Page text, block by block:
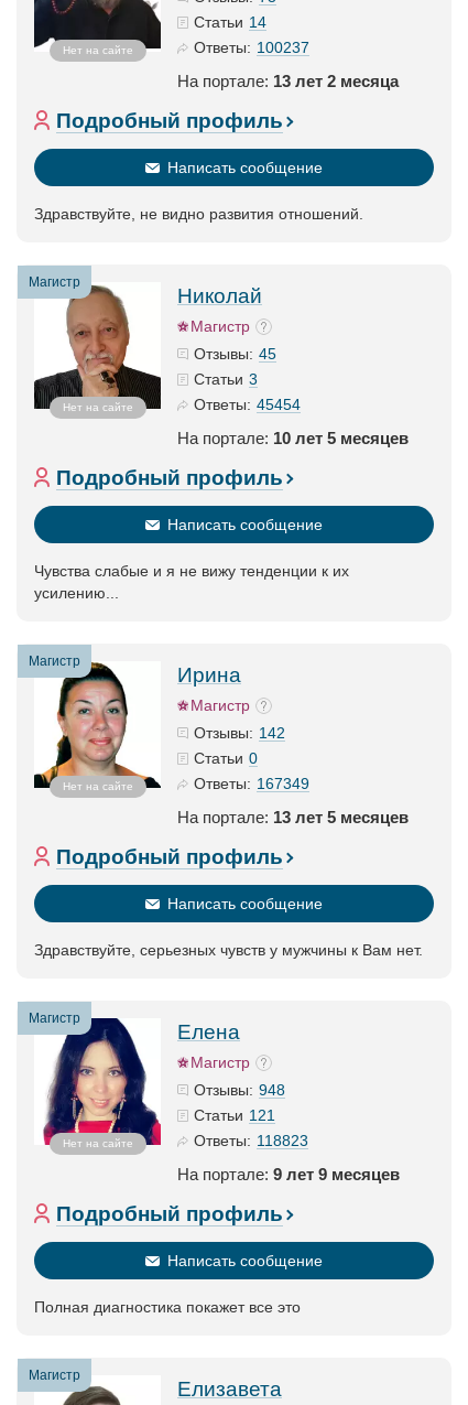
Нет на сайте
Статьи 14
Ответы: 100237
На портале: 13 лет 2 месяца
Подробный профиль
Написать сообщение
Здравствуйте, не видно развития отношений.
Магистр
Нет на сайте
Николай
Магистр
Отзывы: 45
Статьи 3
Ответы: 45454
На портале: 10 лет 5 месяцев
Подробный профиль
Написать сообщение
Чувства слабые и я не вижу тенденции к их
усилению...
Магистр
Нет на сайте
Ирина
Магистр
Отзывы: 142
Статьи 0
Ответы: 167349
На портале: 13 лет 5 месяцев
Подробный профиль
Написать сообщение
Здравствуйте, серьезных чувств у мужчины к Вам нет.
Магистр
Нет на сайте
Елена
Магистр
Отзывы: 948
Статьи 121
Ответы: 118823
На портале: 9 лет 9 месяцев
Подробный профиль
Написать сообщение
Полная диагностика покажет все это
Магистр
Елизавета